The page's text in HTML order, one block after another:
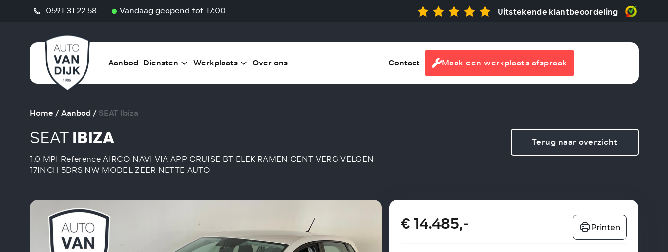
0591-31 22 58 Vandaag geopend tot 17:00 Uitstekende klantbeoordeling
Aanbod Diensten Werkplaats Over ons Contact Maak een werkplaats afspraak
Home /Aanbod / SEAT Ibiza
Terug naar overzicht
SEAT IBIZA
1.0 MPI Reference AIRCO NAVI VIA APP CRUISE BT ELEK RAMEN CENT VERG VELGEN
17INCH 5DRS NW MODEL ZEER NETTE AUTO
€ 14.485,- Printen